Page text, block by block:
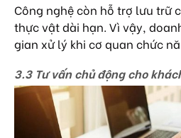
Công nghệ còn hỗ trợ lưu trữ
thực vật dài hạn. Vì vậy,
gian xử lý khi cơ quan chức
3.3 Tư vấn chủ động cho